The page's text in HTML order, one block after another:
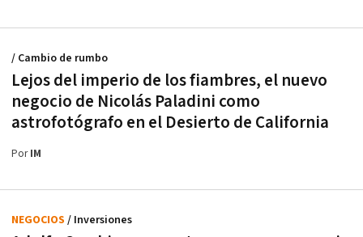
Lejos del imperio de los fiambres, el nuevo
negocio de Nicolás Paladini como
astrofotógrafo en el Desierto de California
/ Cambio de rumbo
PorIM
NEGOCIOS / Inversiones